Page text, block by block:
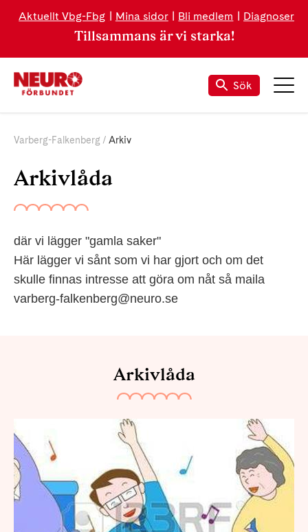
Aktuellt Vbg-Fbg Mina sidor Bli medlem Diagnoser
Tillsammans är vi starka!
Sök
Varberg-Falkenberg Arkiv
Arkivlåda
där vi lägger "gamla saker"
Här lägger vi sånt som vi har gjort och om det
skulle finnas intresse att göra om nåt så maila
varberg-falkenberg@neuro.se
Arkivlåda